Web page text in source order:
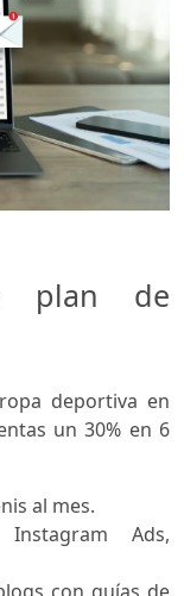
plan de
deportiva en
un 30% en 6
al mes.
Ads,